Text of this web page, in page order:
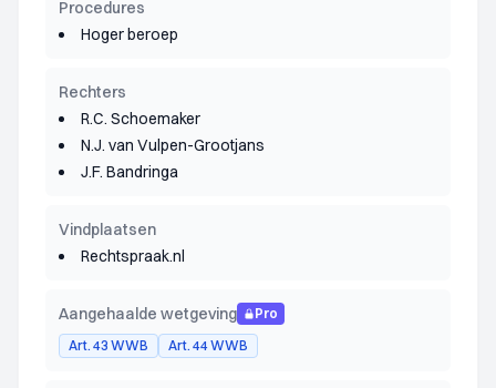
Procedures
Hoger beroep
Rechters
R.C. Schoemaker
N.J. van Vulpen-Grootjans
J.F. Bandringa
Vindplaatsen
Rechtspraak.nl
Aangehaalde wetgeving
Pro
Art. 43 WWB
Art. 44 WWB